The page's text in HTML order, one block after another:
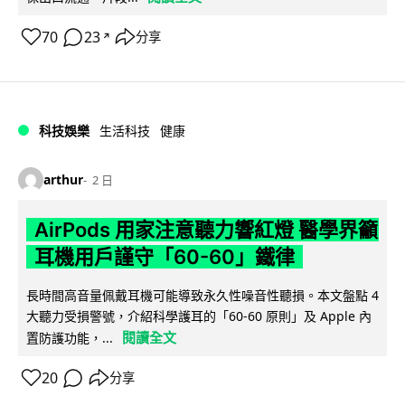
70 23 ↗ 分享
科技娛樂 生活科技 健康
arthur 2 日
AirPods 用家注意聽力響紅燈 醫學界籲
耳機用戶謹守「60-60」鐵律
長時間高音量佩戴耳機可能導致永久性噪音性聽損。本文盤點 4
大聽力受損警號，介紹科學護耳的「60-60 原則」及 Apple 內
置防護功能，...
閱讀全文
20 分享